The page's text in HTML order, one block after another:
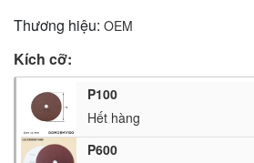
Thương hiệu: OEM
Kích cỡ:
P100
Hết hàng
P600